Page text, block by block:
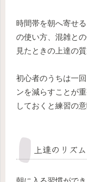
時間帯を朝へ寄せ
の使い方、混雑と
見たときの上達の
初心者のうちは一
ンを減らすことが
しておくと練習の
上達のリズ